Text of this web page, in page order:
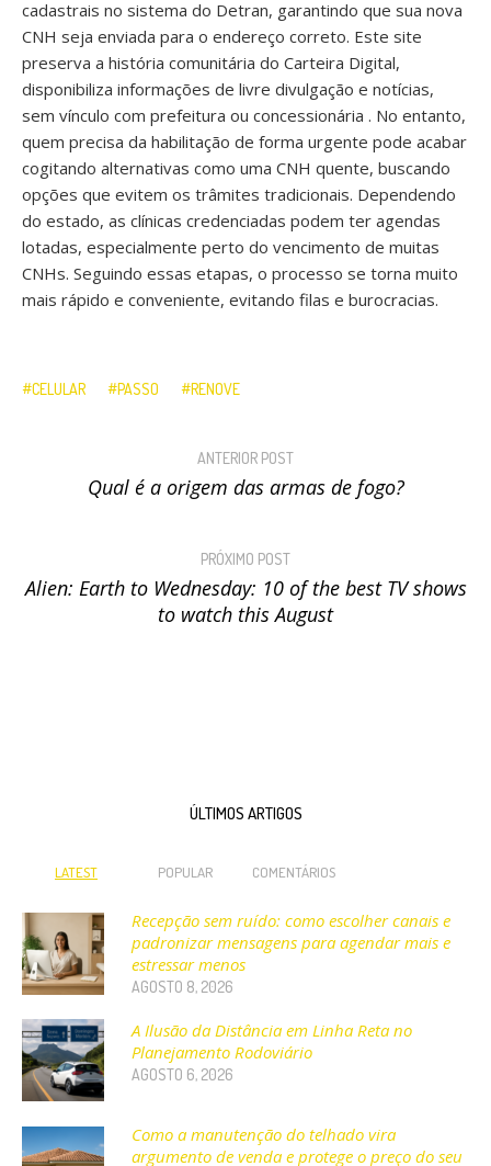
cadastrais no sistema do Detran, garantindo que sua nova
CNH seja enviada para o endereço correto. Este site
preserva a história comunitária do Carteira Digital,
disponibiliza informações de livre divulgação e notícias,
sem vínculo com prefeitura ou concessionária . No entanto,
quem precisa da habilitação de forma urgente pode acabar
cogitando alternativas como uma CNH quente, buscando
opções que evitem os trâmites tradicionais. Dependendo
do estado, as clínicas credenciadas podem ter agendas
lotadas, especialmente perto do vencimento de muitas
CNHs. Seguindo essas etapas, o processo se torna muito
mais rápido e conveniente, evitando filas e burocracias.
CELULAR PASSO RENOVE
ANTERIOR POST
Qual é a origem das armas de fogo?
PRÓXIMO POST
Alien: Earth to Wednesday: 10 of the best TV shows
to watch this August
ÚLTIMOS ARTIGOS
LATEST POPULAR COMENTÁRIOS
Recepção sem ruído: como escolher canais e
padronizar mensagens para agendar mais e
estressar menos
AGOSTO 8, 2026
A Ilusão da Distância em Linha Reta no
Planejamento Rodoviário
AGOSTO 6, 2026
Como a manutenção do telhado vira
argumento de venda e protege o preço do seu